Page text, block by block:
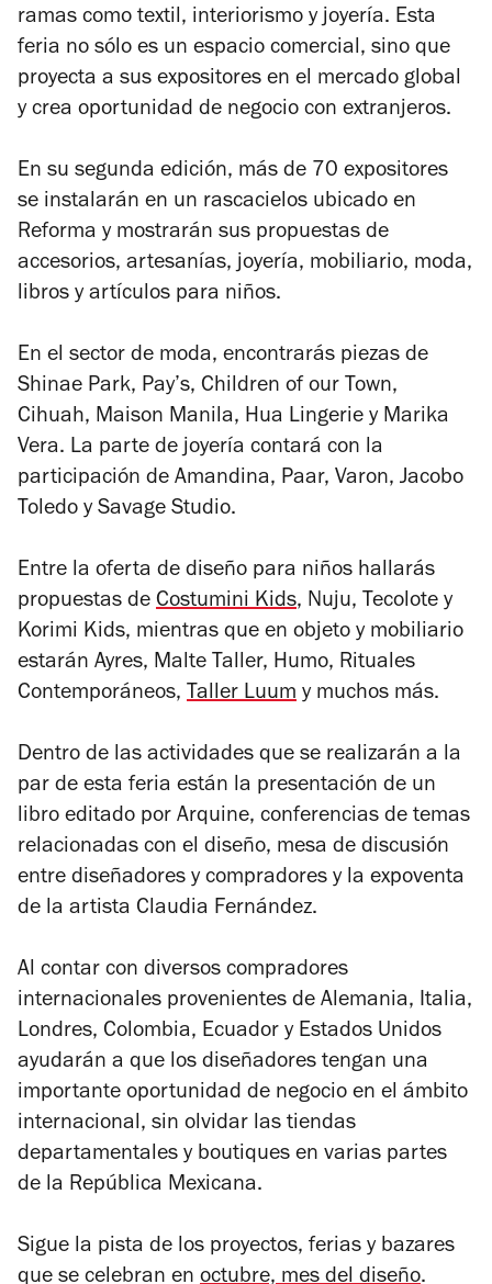
ramas como textil, interiorismo y joyería. Esta
feria no sólo es un espacio comercial, sino que
proyecta a sus expositores en el mercado global
y crea oportunidad de negocio con extranjeros.
En su segunda edición, más de 70 expositores
se instalarán en un rascacielos ubicado en
Reforma y mostrarán sus propuestas de
accesorios, artesanías, joyería, mobiliario, moda,
libros y artículos para niños.
En el sector de moda, encontrarás piezas de
Shinae Park, Pay’s, Children of our Town,
Cihuah, Maison Manila, Hua Lingerie y Marika
Vera. La parte de joyería contará con la
participación de Amandina, Paar, Varon, Jacobo
Toledo y Savage Studio.
Entre la oferta de diseño para niños hallarás
propuestas de Costumini Kids, Nuju, Tecolote y
Korimi Kids, mientras que en objeto y mobiliario
estarán Ayres, Malte Taller, Humo, Rituales
Contemporáneos, Taller Luum y muchos más.
Dentro de las actividades que se realizarán a la
par de esta feria están la presentación de un
libro editado por Arquine, conferencias de temas
relacionadas con el diseño, mesa de discusión
entre diseñadores y compradores y la expoventa
de la artista Claudia Fernández.
Al contar con diversos compradores
internacionales provenientes de Alemania, Italia,
Londres, Colombia, Ecuador y Estados Unidos
ayudarán a que los diseñadores tengan una
importante oportunidad de negocio en el ámbito
internacional, sin olvidar las tiendas
departamentales y boutiques en varias partes
de la República Mexicana.
Sigue la pista de los proyectos, ferias y bazares
que se celebran en octubre, mes del diseño.